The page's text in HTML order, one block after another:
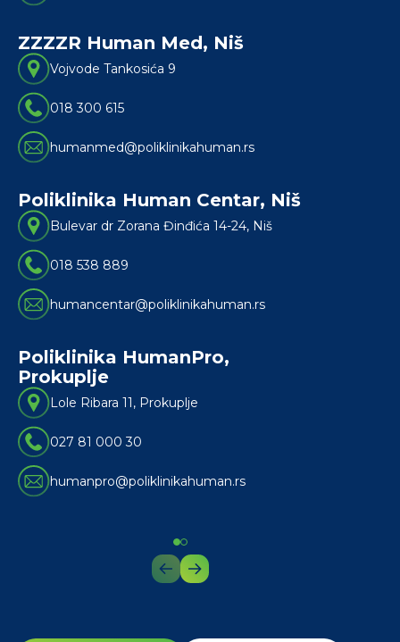
ZZZZR Human Med, Niš
Vojvode Tankosića 9
018 300 615
humanmed@poliklinikahuman.rs
Poliklinika Human Centar, Niš
Bulevar dr Zorana Đinđića 14-24, Niš
018 538 889
humancentar@poliklinikahuman.rs
Poliklinika HumanPro,
Prokuplje
Lole Ribara 11, Prokuplje
027 81 000 30
humanpro@poliklinikahuman.rs